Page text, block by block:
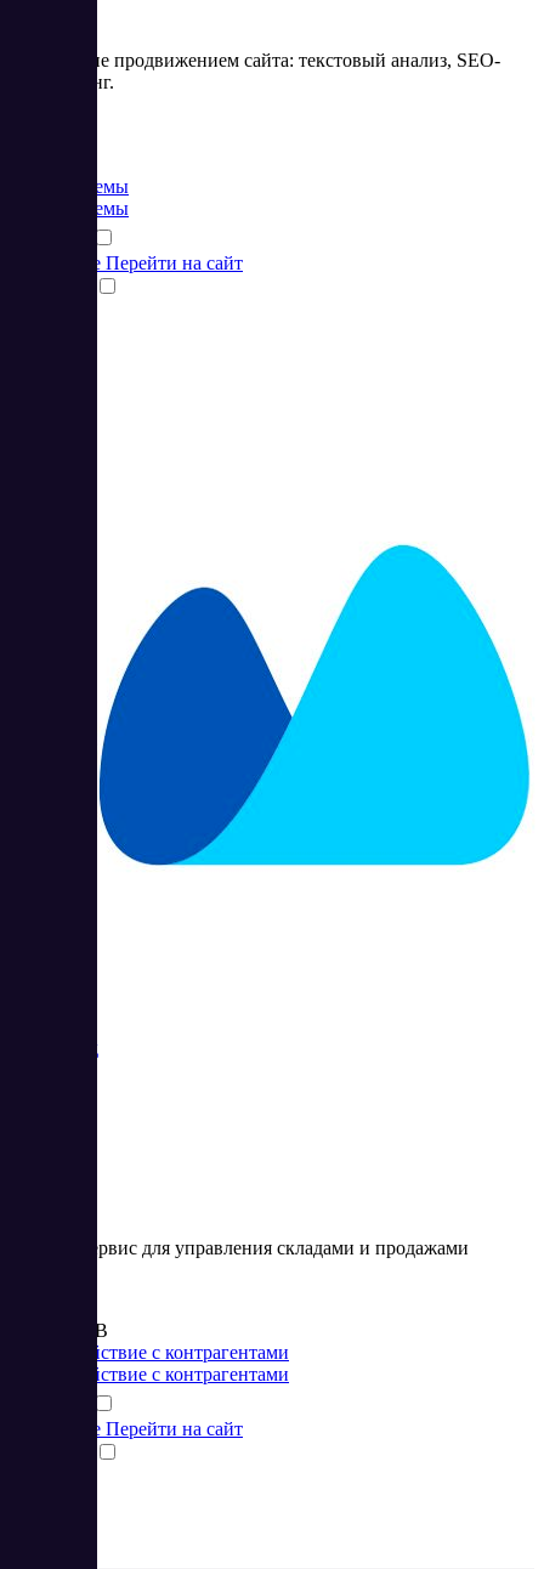
Управление продвижением сайта: текстовый анализ, SEO-
мониторинг.
CRM системы
CRM системы
Подробнее Перейти на сайт
МойСклад
Онлайн-сервис для управления складами и продажами
от 495 RUB
Взаимодействие с контрагентами
Взаимодействие с контрагентами
Подробнее Перейти на сайт